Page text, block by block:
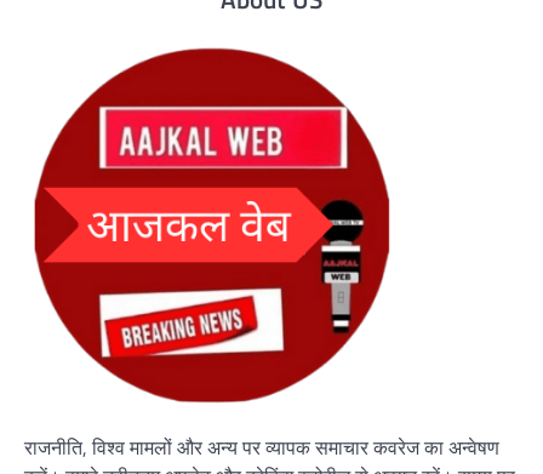
राजनीति, विश्व मामलों और अन्य पर व्यापक समाचार कवरेज का अन्वेषण